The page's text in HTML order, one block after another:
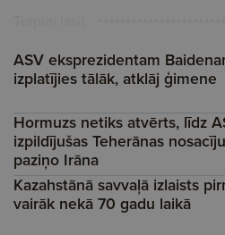
ASV eksprezidentam
izplatījies tālāk, atklāj ģimene
Hormuzs netiks atvērts, līdz
izpildījušas Teherānas
paziņo Irāna
Kazahstānā savvaļā izlaists
vairāk nekā 70 gadu laikā